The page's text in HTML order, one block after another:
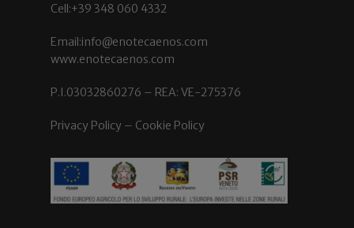
Cell:+39 348 060 4332
Email:info@enotecaenos.com
www.enotecaenos.com
P.I.03032860276 – REA: VE-275376
Privacy Policy – Cookie Policy